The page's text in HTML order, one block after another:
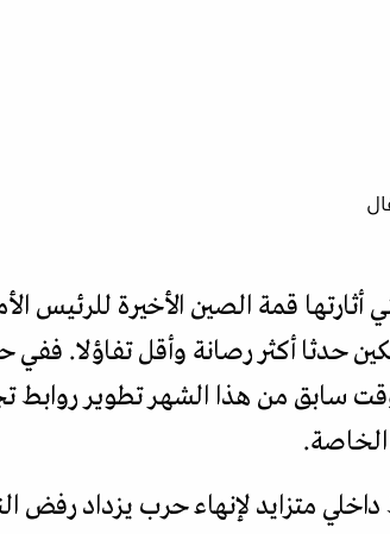
أثارتها قمة الصين الأخيرة للرئيس
بكين حدثا أكثر رصانة وأقل
سابق من هذا الشهر تطوير روابط
متزايد لإنهاء حرب يزداد رفض